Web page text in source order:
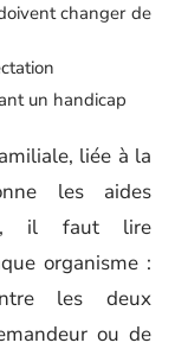
changer de
un handicap
liée à la
les aides
il faut lire
organisme :
les deux
ou de